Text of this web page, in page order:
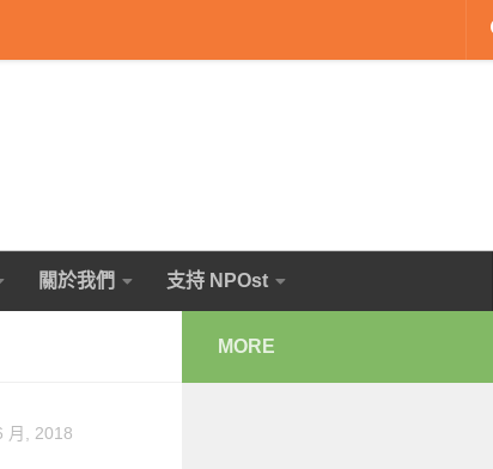
關於我們 支持 NPOst
月, 2018
MORE